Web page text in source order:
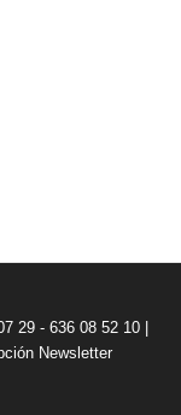
29 - 636 08 52 10 |
Newsletter